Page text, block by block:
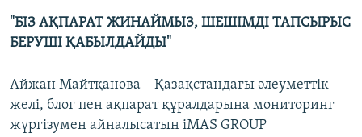
"БІЗ АҚПАРАТ ЖИНАЙМЫЗ, ШЕШІМДІ ТАПСЫРЫС
БЕРУШІ ҚАБЫЛДАЙДЫ"
Айжан Майтқанова – Қазақстандағы әлеуметтік
желі, блог пен ақпарат құралдарына мониторинг
жүргізумен айналысатын iMAS GROUP